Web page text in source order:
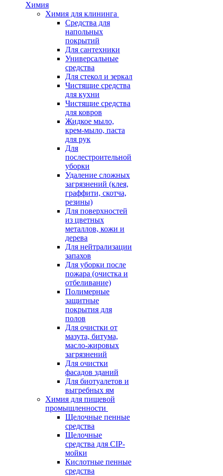
Химия
Химия для клининга
Средства для
напольных
покрытий
Для сантехники
Универсальные
средства
Для стекол и зеркал
Чистящие средства
для кухни
Чистящие средства
для ковров
Жидкое мыло,
крем-мыло, паста
для рук
Для
послестроительной
уборки
Удаление сложных
загрязнений (клея,
граффити, скотча,
резины)
Для поверхностей
из цветных
металлов, кожи и
дерева
Для нейтрализации
запахов
Для уборки после
пожара (очистка и
отбеливание)
Полимерные
защитные
покрытия для
полов
Для очистки от
мазута, битума,
масло-жировых
загрязнений
Для очистки
фасадов зданий
Для биотуалетов и
выгребных ям
Химия для пищевой
промышленности
Щелочные пенные
средства
Щелочные
средства для CIP-
мойки
Кислотные пенные
средства